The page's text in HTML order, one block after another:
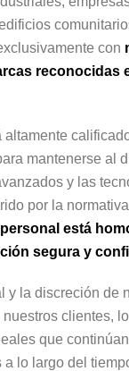
con
reconocidas
altamente
mantenerse al
y las
por la
está
segura y
y la discreción de
clientes,
que
lo largo del